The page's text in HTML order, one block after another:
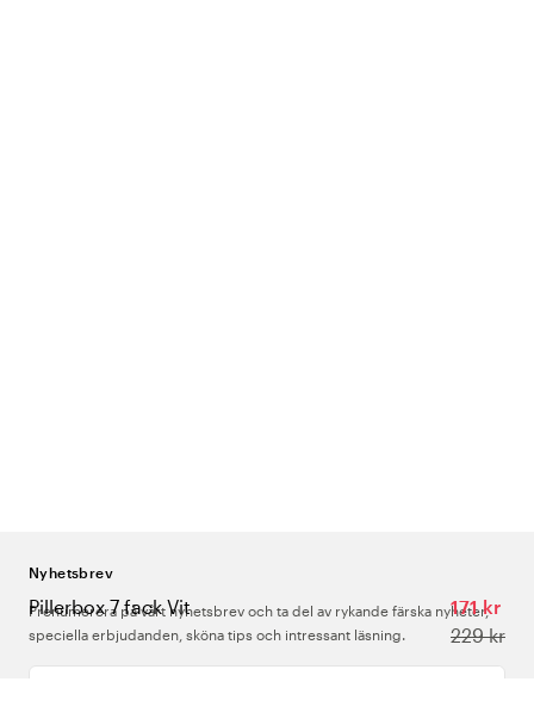
Pillerbox 7 fack Vit
171 kr
229 kr
Nyhetsbrev
Prenumerera på vårt nyhetsbrev och ta del av rykande färska nyheter,
speciella erbjudanden, sköna tips och intressant läsning.
Ange din e-postadress